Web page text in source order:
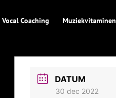
Vocal Coaching Muziekvitaminen
DATUM
30 dec 2022